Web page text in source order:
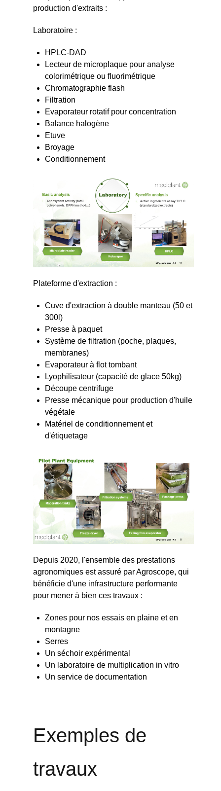
production d'extraits :
Laboratoire :
HPLC-DAD
Lecteur de microplaque pour analyse
colorimétrique ou fluorimétrique
Chromatographie flash
Filtration
Evaporateur rotatif pour concentration
Balance halogène
Etuve
Broyage
Conditionnement
Plateforme d'extraction :
Cuve d'extraction à double manteau (50 et
300l)
Presse à paquet
Système de filtration (poche, plaques,
membranes)
Evaporateur à flot tombant
Lyophilisateur (capacité de glace 50kg)
Découpe centrifuge
Presse mécanique pour production d'huile
végétale
Matériel de conditionnement et
d'étiquetage
Depuis 2020, l'ensemble des prestations
agronomiques est assuré par Agroscope, qui
bénéficie d'une infrastructure performante
pour mener à bien ces travaux :
Zones pour nos essais en plaine et en
montagne
Serres
Un séchoir expérimental
Un laboratoire de multiplication in vitro
Un service de documentation
Exemples de
travaux